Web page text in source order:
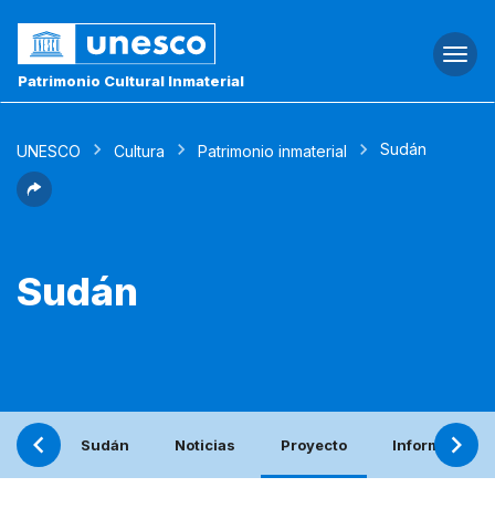
Patrimonio Cultural Inmaterial
UNESCO Cultura Patrimonio inmaterial Sudán
Sudán
Sudán Noticias Proyecto Informe